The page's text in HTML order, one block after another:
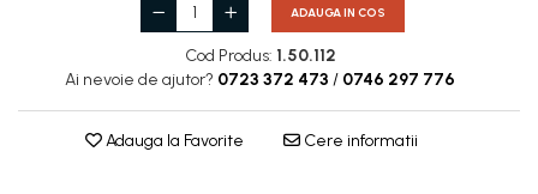
Trunchiuri semicoloane
Rozete de interior
ADAUGA IN COS
Cod Produs: 1.50.112
Ai nevoie de ajutor? 0723 372 473 / 0746 297 776
Adauga la Favorite Cere informatii